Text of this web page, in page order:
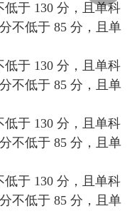
于 130 分，且单科
不低于 85 分，且单
于 130 分，且单科
不低于 85 分，且单
于 130 分，且单科
不低于 85 分，且单
于 130 分，且单科
不低于 85 分，且单